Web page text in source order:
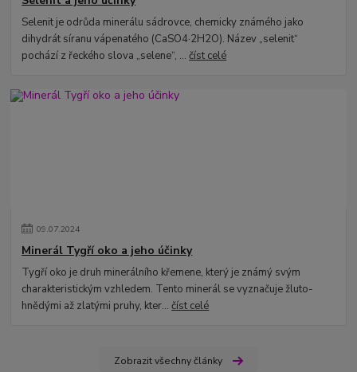
Selenit je odrůda minerálu sádrovce, chemicky známého jako
dihydrát síranu vápenatého (CaSO4·2H2O). Název „selenit“
pochází z řeckého slova „selene“, ...číst celé
09.07.2024
Minerál Tygří oko a jeho účinky
Tygří oko je druh minerálního křemene, který je známý svým
charakteristickým vzhledem. Tento minerál se vyznačuje žluto-
hnědými až zlatými pruhy, kter...číst celé
Zobrazit všechny články